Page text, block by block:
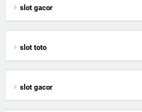
slot gacor
slot toto
slot gacor